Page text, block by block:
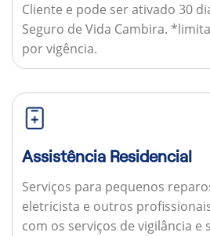
Cliente e pode ser ativado 30
Seguro de Vida Cambira.
por vigência.
Assistência Residencial
Serviços para pequenos
eletricista e outros
com os serviços de vigilância e